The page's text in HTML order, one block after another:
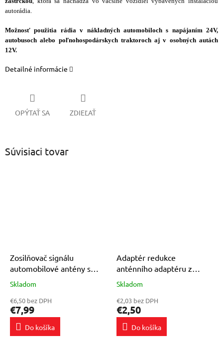
autorádia.
Možnosť použitia rádia v nákladných automobiloch s napájaním 24V,
autobusoch alebo poľnohospodárskych traktoroch aj v osobných autách
12V.
Detailné informácie
OPÝTAŤ SA ZDIEĽAŤ
Súvisiaci tovar
Zosilňovač signálu
automobilové antény s
koncovkou DIN
Priemerné
produktu
je
4,2
Skladom
€6,50 bez DPH
€7,99
Do košíka
Adaptér redukce
anténního adaptéru z
továrního konektoru
Priemerné
produktu
je
4,6
Skladom
€2,03 bez DPH
€2,50
Do košíka